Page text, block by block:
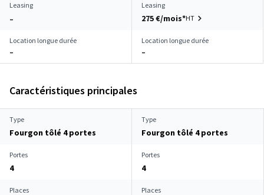
Leasing
–
Leasing
275 €/mois*HT
Location longue durée
–
Location longue durée
–
Caractéristiques principales
Type
Fourgon tôlé 4 portes
Type
Fourgon tôlé 4 portes
Portes
4
Portes
4
Places Places